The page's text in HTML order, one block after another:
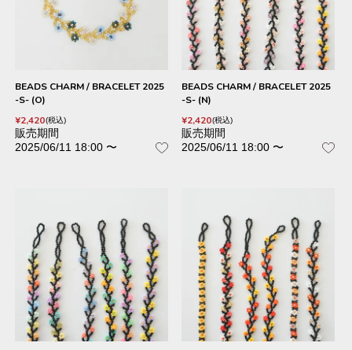
BEADS CHARM / BRACELET 2025
-S- (O)
¥2,420 税込
販売期間
2025/06/11 18:00 〜
BEADS CHARM / BRACELET 2025
-S- (N)
¥2,420 税込
販売期間
2025/06/11 18:00 〜